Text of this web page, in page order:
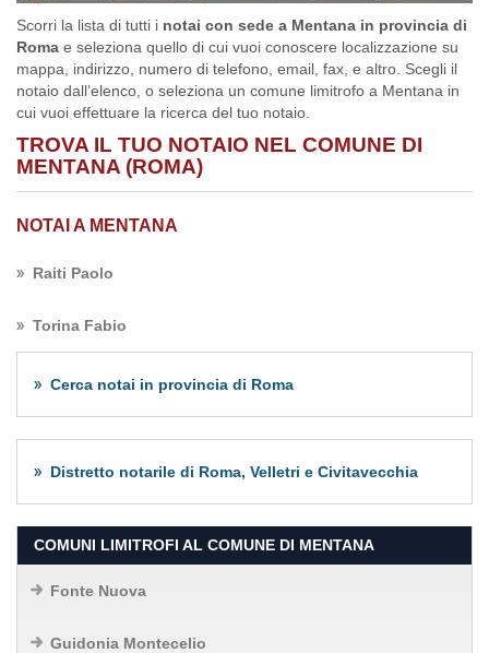
Scorri la lista di tutti i notai con sede a Mentana in provincia di
Roma e seleziona quello di cui vuoi conoscere localizzazione su
mappa, indirizzo, numero di telefono, email, fax, e altro. Scegli il
notaio dall’elenco, o seleziona un comune limitrofo a Mentana in
cui vuoi effettuare la ricerca del tuo notaio.
TROVA IL TUO NOTAIO NEL COMUNE DI
MENTANA (ROMA)
NOTAI A MENTANA
Raiti Paolo
Torina Fabio
Cerca notai in provincia di Roma
Distretto notarile di Roma, Velletri e Civitavecchia
COMUNI LIMITROFI AL COMUNE DI MENTANA
Fonte Nuova
Guidonia Montecelio